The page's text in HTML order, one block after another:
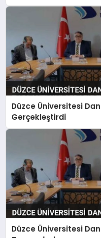
Düzce Üniversitesi
Gerçekleştirdi
Düzce Üniversitesi